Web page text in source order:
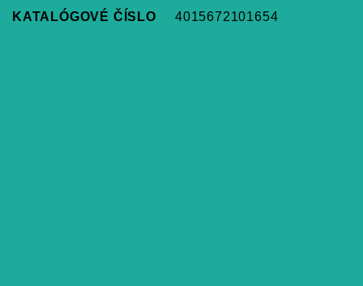
KATALÓGOVÉ ČÍSLO 4015672101654